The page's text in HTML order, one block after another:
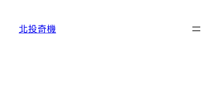
北投奇機